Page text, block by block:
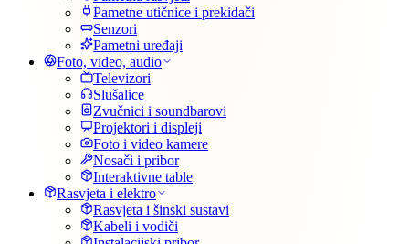
Pametne utičnice i prekidači
Senzori
Pametni uređaji
Foto, video, audio
Televizori
Slušalice
Zvučnici i soundbarovi
Projektori i displeji
Foto i video kamere
Nosači i pribor
Interaktivne table
Rasvjeta i elektro
Rasvjeta i šinski sustavi
Kabeli i vodiči